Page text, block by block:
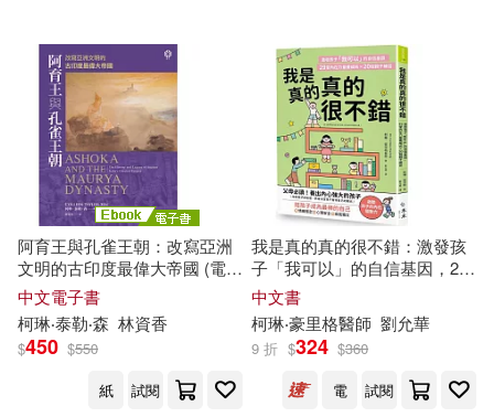
凱瑟琳．史陀(1)
勞拉．卡迪宏尼(1)
原著 柯琳．拉莫拉－羅斯瑪琳 (Cor
inne Lamoral-Rosmarin)繪者 潔
絲．賈汀－韋德波爾 (Jess Jardim-
Wedepohl)(1)
吳濤(1) 尼爾．蓋曼(1)
柯琳‧卡尼(1) 柯琳‧瑟爾(1)
晨星(2) 木馬文化(2)
橡樹林(2)
遠流(2) BIS(1)
EVOSOUND(1)
Linfair Records Limited(1)
可新加坡店取(53)
可菲律賓店取(59)
電子書 (可複選)
適合手機平板閱讀(14)
適合平板閱讀(3)
阿育王與孔雀王朝：改寫亞洲
文明的古印度最偉大帝國 (電子
書)
中文電子書
柯琳‧泰勒‧森 林資香
$450 $550
紙
試閱
我是真的真的很不錯：激發孩
子「我可以」的自信基因，29
堂內在力量養成術X 20個親子
練習
中文書
柯琳‧豪里格醫師 劉允華
9 折 $324 $360
電
試閱